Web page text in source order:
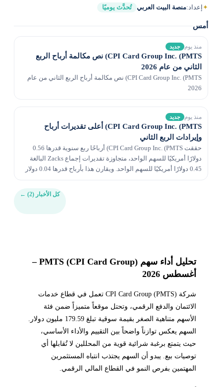
✦إعداد:منصة البيت العربي تُحدَّث يوميًا
أمس
منذ يوم جديد
CPI Card Group Inc. (PMTS) نص مكالمة أرباح الربع
الثاني من عام 2026
CPI Card Group Inc. (PMTS) نص مكالمة أرباح الربع الثاني من عام
2026
منذ يوم جديد
CPI Card Group Inc. (PMTS) أعلى تقديرات أرباح
وإيرادات الربع الثاني
حققت CPI Card Group Inc. (PMTS) أرباحًا ربع سنوية قدرها 0.56
دولارًا أمريكيًا للسهم الواحد، متجاوزة تقديرات إجماع Zacks البالغة
0.45 دولارًا أمريكيًا للسهم الواحد. ويقارن هذا بأرباح قدرها 0.04 دولار
كل الأخبار (2) ←
تحليل أداء سهم PMTS (CPI Card Group) –
أغسطس 2026
شركة CPI Card Group (PMTS) تعمل في قطاع خدمات
الائتمان والدفع الرقمي، وتحتل موقعاً متميزاً ضمن فئة
الأسهم متناهية الصغر بقيمة سوقية تبلغ 179.59 مليون دولار.
السهم يعكس توازناً واضحاً بين التقييم والأداء الأساسي،
حيث يتمتع برغبة شرائية قوية من المحللين لا تُقابلها أي
توصيات بيع. يبدو أن السهم يجتذب انتباه المستثمرين
المهتمين بفرص النمو في القطاع المالي الرقمي.